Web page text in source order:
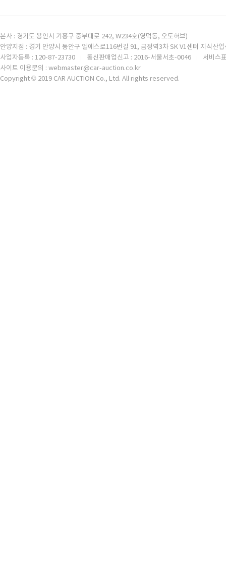
본사 : 경기도 용인시 기흥구 중부대로 242, W234호(영덕동, 오토허브)
안양지점 : 경기 안양시 동안구 엘에스로116번길 91, 금정역3차 SK V1센터 지식산
사업자등록 : 120-87-23730
통신판매업신고 : 2016-서울서초-0046
서비스
사이트 이용문의 : webmaster@car-auction.co.kr
Copyright © 2019 CAR AUCTION Co., Ltd. All rights reserved.